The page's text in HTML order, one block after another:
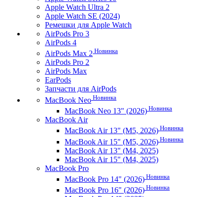
Apple Watch Ultra 2
Apple Watch SE (2024)
Ремешки для Apple Watch
AirPods Pro 3
AirPods 4
AirPods Max 2 Новинка
AirPods Pro 2
AirPods Max
EarPods
Запчасти для AirPods
MacBook Neo Новинка
MacBook Neo 13" (2026) Новинка
MacBook Air
MacBook Air 13" (M5, 2026) Новинка
MacBook Air 15" (M5, 2026) Новинка
MacBook Air 13" (M4, 2025)
MacBook Air 15" (M4, 2025)
MacBook Pro
MacBook Pro 14" (2026) Новинка
MacBook Pro 16" (2026) Новинка